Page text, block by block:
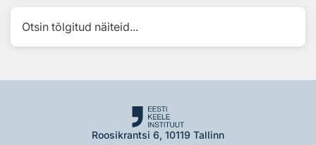
Otsin tõlgitud näiteid...
Roosikrantsi 6, 10119 Tallinn